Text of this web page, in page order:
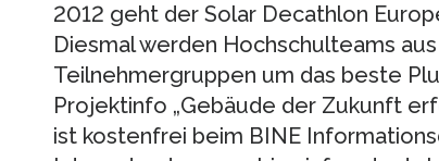
2012 geht der Solar Decathlon
Diesmal werden Hochschulteams
Teilnehmergruppen um das beste
Projektinfo „Gebäude der Zukunft
ist kostenfrei beim BINE